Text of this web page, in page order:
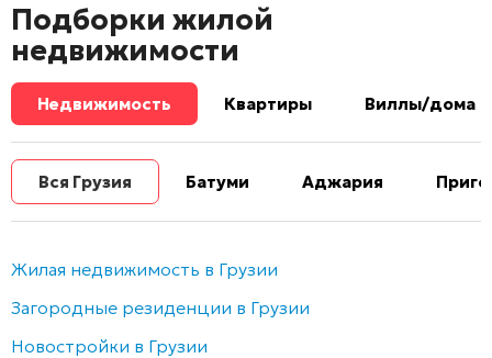
Подборки жилой
недвижимости
Недвижимость Квартиры Виллы/дома
Вся Грузия Батуми Аджария
Жилая недвижимость в Грузии
Загородные резиденции в Грузии
Новостройки в Грузии